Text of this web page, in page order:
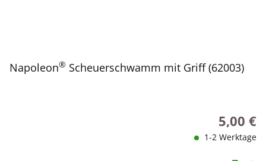
Napoleon® Scheuerschwamm mit Griff (62003)
5,00 €
1-2 Werktage